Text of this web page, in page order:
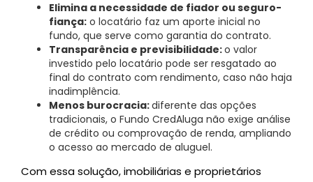
Elimina a necessidade de fiador ou seguro-
fiança: o locatário faz um aporte inicial no
fundo, que serve como garantia do contrato.
Transparência e previsibilidade:o valor
investido pelo locatário pode ser resgatado ao
final do contrato com rendimento, caso não haja
inadimplência.
Menos burocracia:diferente das opções
tradicionais, o Fundo CredAluga não exige análise
de crédito ou comprovação de renda, ampliando
o acesso ao mercado de aluguel.
Com essa solução, imobiliárias e proprietários